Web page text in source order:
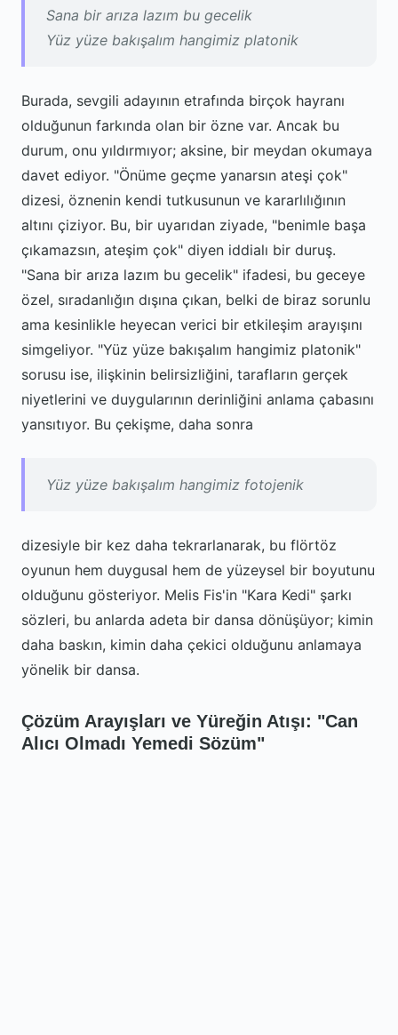
Sana bir arıza lazım bu gecelik
Yüz yüze bakışalım hangimiz platonik
Burada, sevgili adayının etrafında birçok hayranı
olduğunun farkında olan bir özne var. Ancak bu
durum, onu yıldırmıyor; aksine, bir meydan okumaya
davet ediyor. "Önüme geçme yanarsın ateşi çok"
dizesi, öznenin kendi tutkusunun ve kararlılığının
altını çiziyor. Bu, bir uyarıdan ziyade, "benimle başa
çıkamazsın, ateşim çok" diyen iddialı bir duruş.
"Sana bir arıza lazım bu gecelik" ifadesi, bu geceye
özel, sıradanlığın dışına çıkan, belki de biraz sorunlu
ama kesinlikle heyecan verici bir etkileşim arayışını
simgeliyor. "Yüz yüze bakışalım hangimiz platonik"
sorusu ise, ilişkinin belirsizliğini, tarafların gerçek
niyetlerini ve duygularının derinliğini anlama çabasını
yansıtıyor. Bu çekişme, daha sonra
Yüz yüze bakışalım hangimiz fotojenik
dizesiyle bir kez daha tekrarlanarak, bu flörtöz
oyunun hem duygusal hem de yüzeysel bir boyutunu
olduğunu gösteriyor. Melis Fis'in "Kara Kedi" şarkı
sözleri, bu anlarda adeta bir dansa dönüşüyor; kimin
daha baskın, kimin daha çekici olduğunu anlamaya
yönelik bir dansa.
Çözüm Arayışları ve Yüreğin Atışı: "Can
Alıcı Olmadı Yemedi Sözüm"